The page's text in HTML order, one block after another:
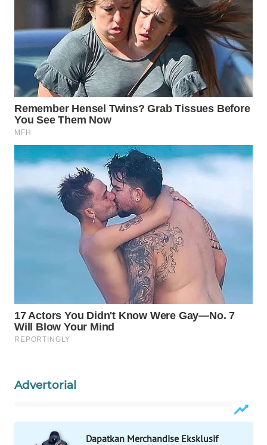
Advertorial
Dapatkan Merchandise Eksklusif
WAHANA
NEWS
WAHANA
TANI
WAHANA
WAHANA
INFRASTRUKTUR
WAHANA
TRAVEL
WAHANANEWS